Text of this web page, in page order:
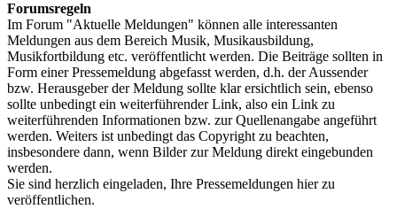
Forumsregeln
Im Forum "Aktuelle Meldungen" können alle interessanten
Meldungen aus dem Bereich Musik, Musikausbildung,
Musikfortbildung etc. veröffentlicht werden. Die Beiträge sollten in
Form einer Pressemeldung abgefasst werden, d.h. der Aussender
bzw. Herausgeber der Meldung sollte klar ersichtlich sein, ebenso
sollte unbedingt ein weiterführender Link, also ein Link zu
weiterführenden Informationen bzw. zur Quellenangabe angeführt
werden. Weiters ist unbedingt das Copyright zu beachten,
insbesondere dann, wenn Bilder zur Meldung direkt eingebunden
werden.
Sie sind herzlich eingeladen, Ihre Pressemeldungen hier zu
veröffentlichen.